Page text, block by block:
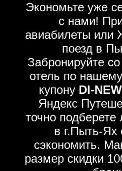
Экономьте уже
с нами!
авиабилеты или
поезд в
Забронируйте
отель по
купону DI-
Яндекс
точно подберете
в г.Пыть-Ях
сэкономить.
размер скидки